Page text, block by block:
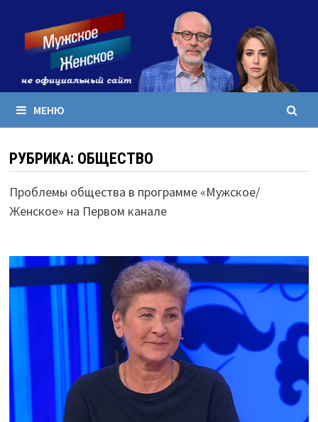
содержимому
МЕНЮ
РУБРИКА: ОБЩЕСТВО
Проблемы общества в программе «Мужское/
Женское» на Первом канале